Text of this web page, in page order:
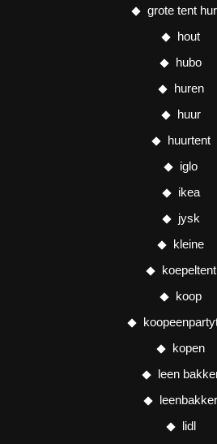
grote tent
hout
hubo
huren
huur
huurtent
iglo
ikea
jysk
kleine
koepeltent
koop
kopen
leen
leenbakker
lidl